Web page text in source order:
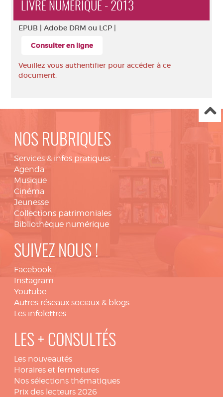
LIVRE NUMÉRIQUE - 2013
EPUB | Adobe DRM ou LCP |
Consulter en ligne
Veuillez vous authentifier pour accéder à ce
document.
NOS RUBRIQUES
Services & infos pratiques
Agenda
Musique
Cinéma
Jeunesse
Collections patrimoniales
Bibliothèque numérique
SUIVEZ NOUS !
Facebook
Instagram
Youtube
Autres réseaux sociaux & blogs
Les infolettres
LES + CONSULTÉS
Les nouveautés
Horaires et fermetures
Nos sélections thématiques
Prix des lecteurs 2026